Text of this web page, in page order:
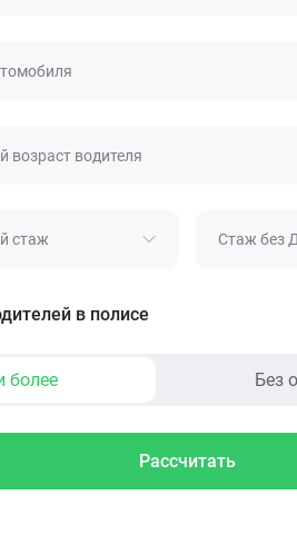
водителя
стаж Стаж без
в полисе
более Без
Рассчитать